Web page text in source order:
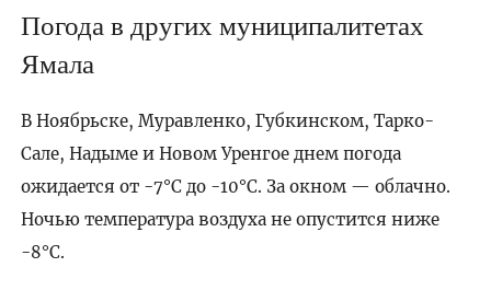
Погода в других муниципалитетах
Ямала
В Ноябрьске, Муравленко, Губкинском, Тарко-
Сале, Надыме и Новом Уренгое днем погода
ожидается от -7°C до -10°C. За окном — облачно.
Ночью температура воздуха не опустится ниже
-8°C.